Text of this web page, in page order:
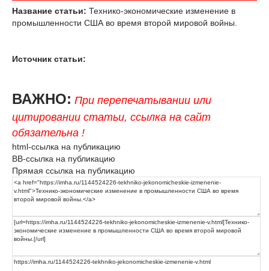
Название статьи: Технико-экономические изменение в
промышленности США во время второй мировой войны.
Источник статьи:
ВАЖНО: При перепечатывании или
цитировании статьи, ссылка на сайт
обязательна !
html-ссылка на публикацию
BB-ссылка на публикацию
Прямая ссылка на публикацию